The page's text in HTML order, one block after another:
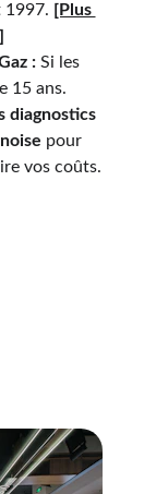
1997. [Plus
: Si les
15 ans.
diagnostics
pour
vos coûts.